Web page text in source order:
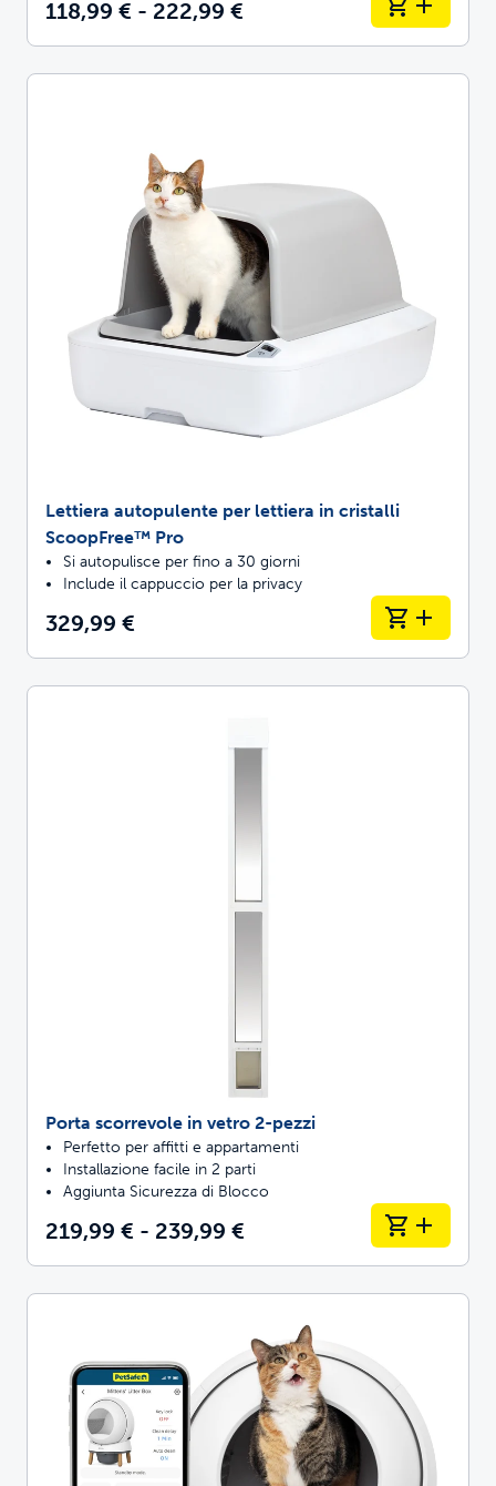
118,99 € - 222,99 €
Lettiera autopulente per lettiera in cristalli
ScoopFree™ Pro
Si autopulisce per fino a 30 giorni
Include il cappuccio per la privacy
329,99 €
Porta scorrevole in vetro 2-pezzi
Perfetto per affitti e appartamenti
Installazione facile in 2 parti
Aggiunta Sicurezza di Blocco
219,99 € - 239,99 €